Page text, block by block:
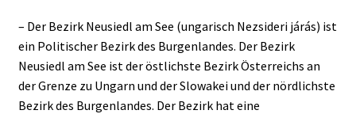
– Der Bezirk Neusiedl am See (ungarisch Nezsideri járás) ist
ein Politischer Bezirk des Burgenlandes. Der Bezirk
Neusiedl am See ist der östlichste Bezirk Österreichs an
der Grenze zu Ungarn und der Slowakei und der nördlichste
Bezirk des Burgenlandes. Der Bezirk hat eine